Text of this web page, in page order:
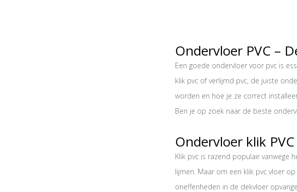
Ondervloer PVC –
Een goede ondervloer voor pvc is
klik pvc of verlijmd pvc, de juiste
worden en hoe je ze correct
Ben je op zoek naar de beste
Ondervloer klik
Klik pvc is razend populair vanwege
lijmen. Maar om een klik pvc vloer
oneffenheden in de dekvloer